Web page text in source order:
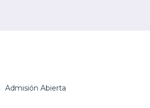
Admisión Abierta